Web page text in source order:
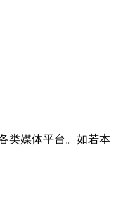
类媒体平台。如若本